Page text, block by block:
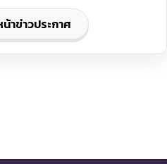
าข่าวประกาศ